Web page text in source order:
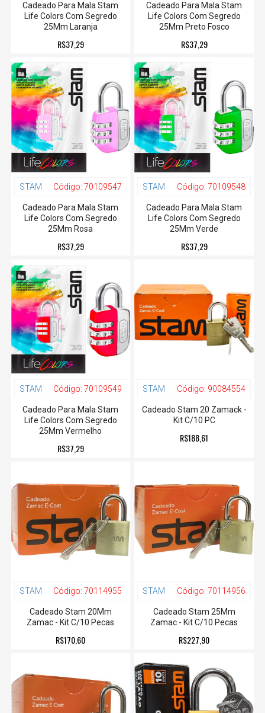
Cadeado Para Mala Stam
Life Colors Com Segredo
25Mm Laranja
R$37,29
Cadeado Para Mala Stam
Life Colors Com Segredo
25Mm Preto Fosco
R$37,29
STAM Código: 70109547
Cadeado Para Mala Stam
Life Colors Com Segredo
25Mm Rosa
R$37,29
STAM Código: 70109548
Cadeado Para Mala Stam
Life Colors Com Segredo
25Mm Verde
R$37,29
STAM Código: 70109549
Cadeado Para Mala Stam
Life Colors Com Segredo
25Mm Vermelho
R$37,29
STAM Código: 90084554
Cadeado Stam 20 Zamack -
Kit C/10 PC
R$188,61
STAM Código: 70114955
Cadeado Stam 20Mm
Zamac - Kit C/10 Pecas
R$170,60
STAM Código: 70114956
Cadeado Stam 25Mm
Zamac - Kit C/10 Pecas
R$227,90